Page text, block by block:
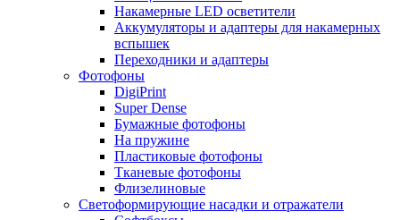
Накамерные LED осветители
Аккумуляторы и адаптеры для накамерных
вспышек
Переходники и адаптеры
Фотофоны
DigiPrint
Super Dense
Бумажные фотофоны
На пружине
Пластиковые фотофоны
Тканевые фотофоны
Флизелиновые
Светоформирующие насадки и отражатели